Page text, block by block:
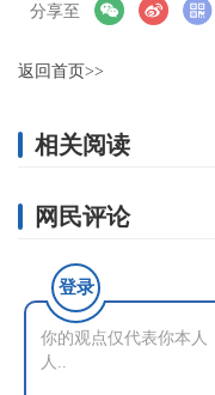
分享至
返回首页>>
相关阅读
网民评论
登录